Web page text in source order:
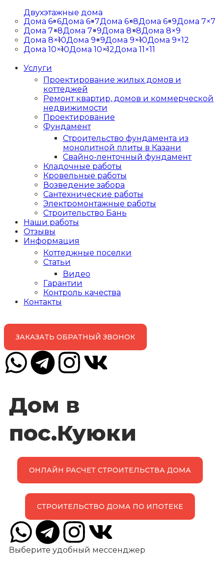
Двухэтажные дома
Дома 6×6Дома 6×7Дома 6×8Дома 6×9Дома 7×7
Дома 7×8Дома 7×9Дома 8×8Дома 8×9
Дома 8×10Дома 9×9Дома 9×10Дома 9×12
Дома 10×10Дома 10×12Дома 11×11
Услуги
Проектирование жилых домов и
коттеджей
Ремонт квартир, домов и коммерческой
недвижимости
Проектирование
Фундамент
Строительство фундамента из
монолитной плиты в Казани
Свайно-ленточный фундамент
Кладочные работы
Кровельные работы
Возведение забора
Сантехнические работы
Электромонтажные работы
Строительство Бань
Наши работы
Отзывы
Информация
Коттеджные поселки
Статьи
Видео
Гарантии
Контроль качества
Контакты
ЗАКАЗАТЬ ОБРАТНЫЙ ЗВОНОК
Дом в
пос.Куюки
ОНЛАЙН РАСЧЕТ СТРОИТЕЛЬСТВА ДОМА
СТРОИТЕЛЬСТВО ДОМА ПО ИПОТЕКЕ
Выберите удобный мессенджер